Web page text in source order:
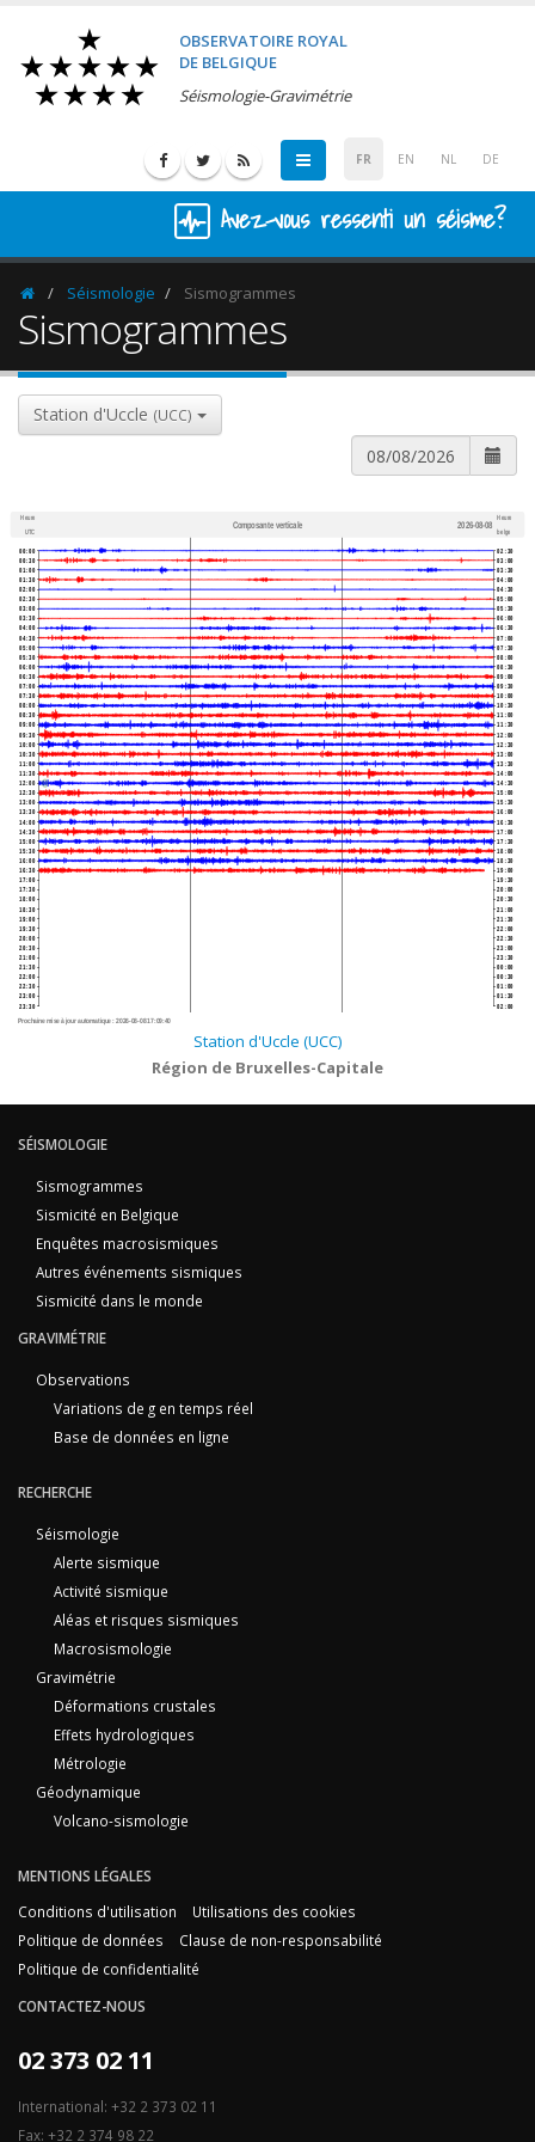
OBSERVATOIRE ROYAL
DE BELGIQUE
Séismologie-Gravimétrie
FR EN NL DE
Avez-vous ressenti un séisme?
HomepageSéismologie Sismogrammes
Sismogrammes
Station d'Uccle (UCC)
Heure
UTC
Composante verticale 2026-08-08
Heure
belge
00:00
00:30
01:00
01:30
02:00
02:30
03:00
03:30
04:00
04:30
05:00
05:30
06:00
06:30
07:00
07:30
08:00
08:30
09:00
09:30
10:00
10:30
11:00
11:30
12:00
12:30
13:00
13:30
14:00
14:30
15:00
15:30
16:00
16:30
17:00
17:30
18:00
18:30
19:00
19:30
20:00
20:30
21:00
21:30
22:00
22:30
23:00
23:30
02:30
03:00
03:30
04:00
04:30
05:00
05:30
06:00
06:30
07:00
07:30
08:00
08:30
09:00
09:30
10:00
10:30
11:00
11:30
12:00
12:30
13:00
13:30
14:00
14:30
15:00
15:30
16:00
16:30
17:00
17:30
18:00
18:30
19:00
19:30
20:00
20:30
21:00
21:30
22:00
22:30
23:00
23:30
00:00
00:30
01:00
01:30
02:00
Prochaine mise à jour automatique :2026-08-08 17:09:40
Station d'Uccle (UCC)
Région de Bruxelles-Capitale
SÉISMOLOGIE
Sismogrammes
Sismicité en Belgique
Enquêtes macrosismiques
Autres événements sismiques
Sismicité dans le monde
GRAVIMÉTRIE
Observations
Variations de g en temps réel
Base de données en ligne
RECHERCHE
Séismologie
Alerte sismique
Activité sismique
Aléas et risques sismiques
Macrosismologie
Gravimétrie
Déformations crustales
Effets hydrologiques
Métrologie
Géodynamique
Volcano-sismologie
MENTIONS LÉGALES
Conditions d'utilisation
Utilisations des cookies
Politique de données
Clause de non-responsabilité
Politique de confidentialité
CONTACTEZ-NOUS
02 373 02 11
International: +32 2 373 02 11
Fax: +32 2 374 98 22